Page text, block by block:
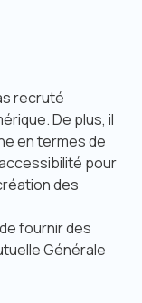
recruté
De plus, il
en termes de
pour
des
fournir des
Générale